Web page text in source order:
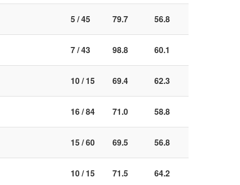
5 / 45 79.7 56.8
7 / 43 98.8 60.1
10 / 15 69.4 62.3
16 / 84 71.0 58.8
15 / 60 69.5 56.8
10 / 15 71.5 64.2